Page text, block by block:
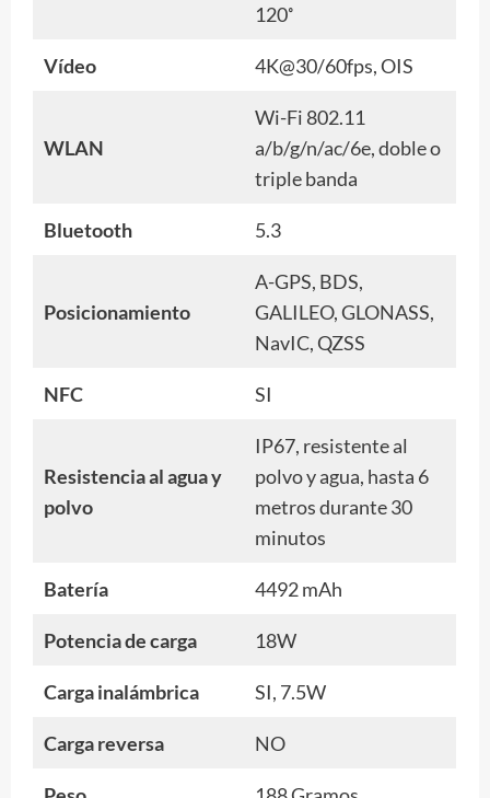
120˚
Vídeo 4K@30/60fps, OIS
WLAN
Wi-Fi 802.11
a/b/g/n/ac/6e, doble o
triple banda
Bluetooth 5.3
Posicionamiento
A-GPS, BDS,
GALILEO, GLONASS,
NavIC, QZSS
NFC SI
Resistencia al agua y
polvo
IP67, resistente al
polvo y agua, hasta 6
metros durante 30
minutos
Batería 4492 mAh
Potencia de carga 18W
Carga inalámbrica SI, 7.5W
Carga reversa NO